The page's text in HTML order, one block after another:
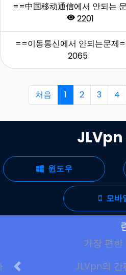
==中国移动通信에서 안되는
2201
==이동통신에서 안되는문제
2065
처음 1 2 3 4
JLVpn
윈도우
모바
런칭
가장 편한 연결
JLVpn의 간편하